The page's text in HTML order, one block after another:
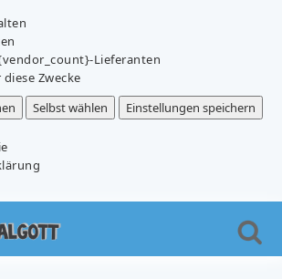
Lieferanten
Zwecke
Selbst wählen
Einstellungen speichern